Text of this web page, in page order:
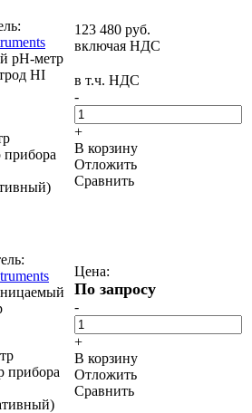
рН-метр
HI
прибора
123 480 руб.
включая НДС
в т.ч. НДС
-
+
В корзину
Отложить
Сравнить
прибора
Цена:
По запросу
-
+
В корзину
Отложить
Сравнить